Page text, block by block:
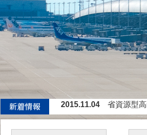
2015.11.04
省資源型
2015.01.14
世界最高精
2014.11.10
省資源型